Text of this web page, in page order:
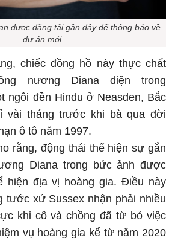
được đăng tải gần đây để thông báo về
dự án mới
chiếc đồng hồ này thực chất
nương Diana diện trong
ngôi đền Hindu ở Neasden, Bắc
vài tháng trước khi bà qua đời
ô tô năm 1997.
rằng, động thái thể hiện sự gắn
Diana trong bức ảnh được
hiện địa vị hoàng gia. Điều này
tước xứ Sussex nhận phải nhiều
khi cô và chồng đã từ bỏ việc
vụ hoàng gia kể từ năm 2020